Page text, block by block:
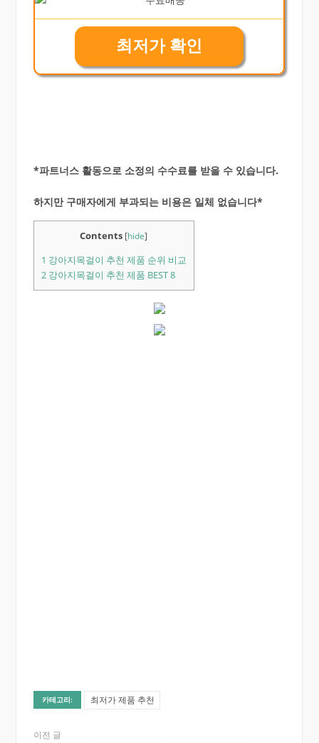
최저가 확인
*파트너스 활동으로 소정의 수수료를 받을 수 있습니다.
하지만 구매자에게 부과되는 비용은 일체 없습니다*
Contents [hide]
1 강아지목걸이 추천 제품 순위 비교
2강아지목걸이 추천 제품 BEST 8
카테고리: 최저가 제품 추천
이전 글